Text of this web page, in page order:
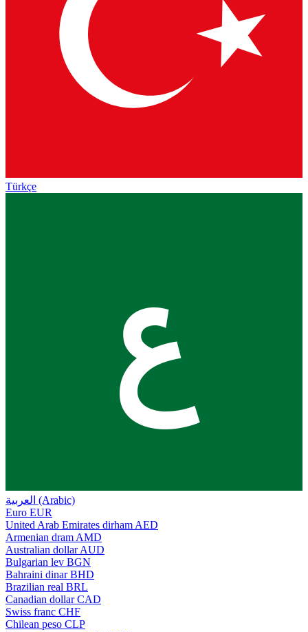
Türkçe
ع
العربية (Arabic)
Euro EUR
United Arab Emirates dirham AED
Armenian dram AMD
Australian dollar AUD
Bulgarian lev BGN
Bahraini dinar BHD
Brazilian real BRL
Canadian dollar CAD
Swiss franc CHF
Chilean peso CLP